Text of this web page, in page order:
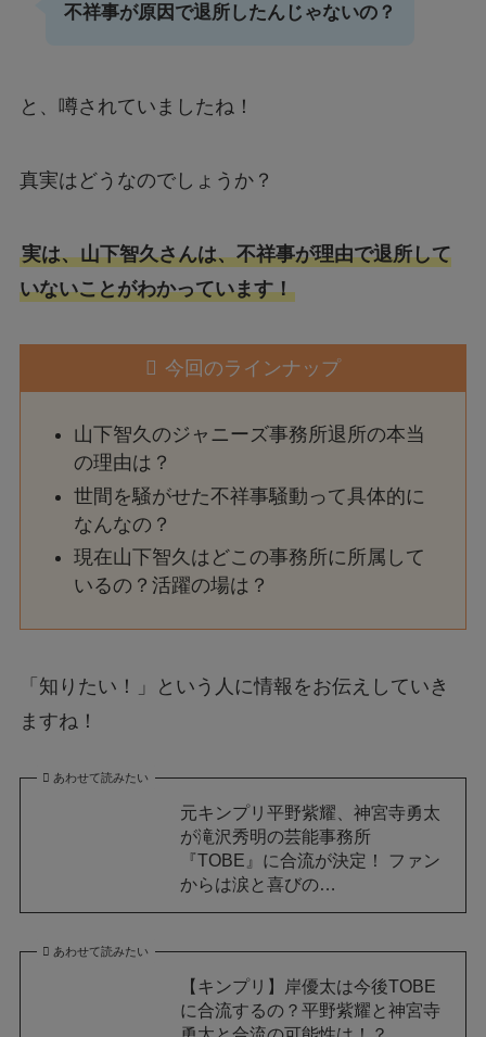
不祥事が原因で退所したんじゃないの？
と、噂されていましたね！
真実はどうなのでしょうか？
実は、山下智久さんは、不祥事が理由で退所して
いないことがわかっています！
今回のラインナップ
山下智久のジャニーズ事務所退所の本当
の理由は？
世間を騒がせた不祥事騒動って具体的に
なんなの？
現在山下智久はどこの事務所に所属して
いるの？活躍の場は？
「知りたい！」という人に情報をお伝えしていき
ますね！
あわせて読みたい
元キンプリ平野紫耀、神宮寺勇太
が滝沢秀明の芸能事務所
『TOBE』に合流が決定！ ファン
からは涙と喜びの…
あわせて読みたい
【キンプリ】岸優太は今後TOBE
に合流するの？平野紫耀と神宮寺